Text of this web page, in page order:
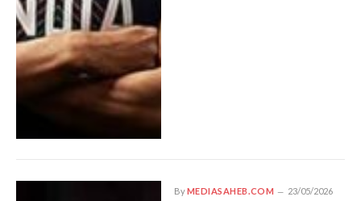
ByMEDIASAHEB.COM 23/05/2026